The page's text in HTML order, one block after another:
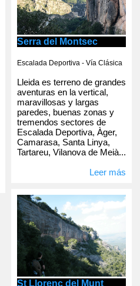
Serra del Montsec
Escalada Deportiva - Vía Clásica
Lleida es terreno de grandes
aventuras en la vertical,
maravillosas y largas
paredes, buenas zonas y
tremendos sectores de
Escalada Deportiva, Àger,
Camarasa, Santa Linya,
Tartareu, Vilanova de Meià...
Leer más
St Llorenç del Munt